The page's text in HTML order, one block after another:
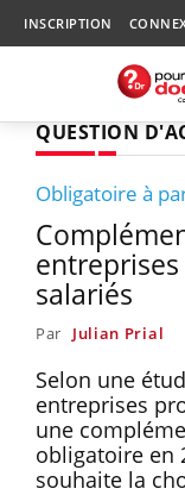
INSCRIPTION
QUESTION
Obligatoire à
salariés
Par Julian Prial
Selon une
entreprises
une
obligatoire en
souhaite la